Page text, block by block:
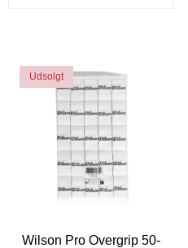
Udsolgt
Wilson Pro Overgrip 50-